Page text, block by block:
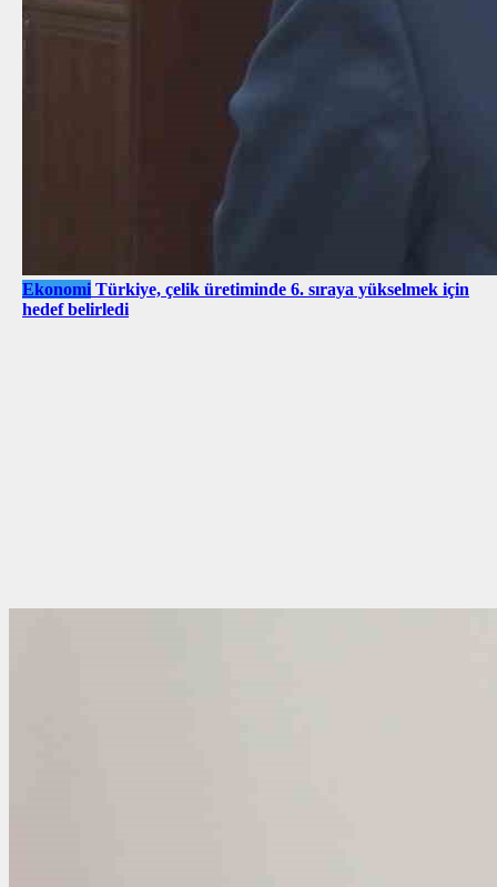
Ekonomi Türkiye, çelik üretiminde 6. sıraya yükselmek için
hedef belirledi